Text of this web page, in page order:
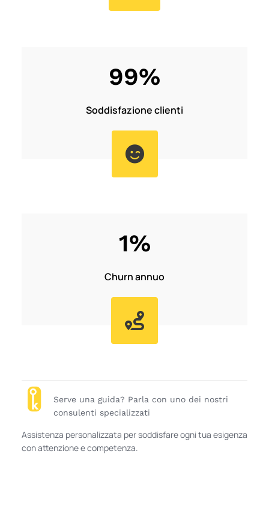
99%
Soddisfazione clienti

1%
Churn annuo

Serve una guida? Parla con uno dei nostri
consulenti specializzati
Assistenza personalizzata per soddisfare ogni tua esigenza
con attenzione e competenza.